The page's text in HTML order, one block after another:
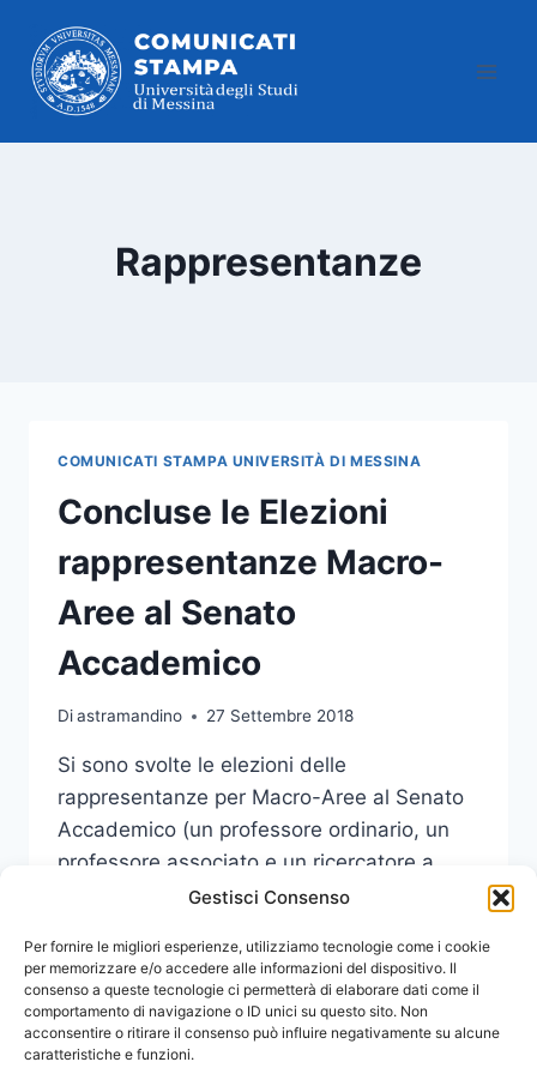
Gestisci Consenso
Per fornire le migliori esperienze, utilizziamo tecnologie come i cookie
per memorizzare e/o accedere alle informazioni del dispositivo. Il
consenso a queste tecnologie ci permetterà di elaborare dati come il
comportamento di navigazione o ID unici su questo sito. Non
acconsentire o ritirare il consenso può influire negativamente su alcune
caratteristiche e funzioni.
contenuto
Rappresentanze
COMUNICATI STAMPA UNIVERSITÀ DI MESSINA
Concluse le Elezioni
rappresentanze Macro-
Aree al Senato
Accademico
Diastramandino 27 Settembre 2018
Si sono svolte le elezioni delle
rappresentanze per Macro-Aree al Senato
Accademico (un professore ordinario, un
professore associato e un ricercatore a
tempo indeterminato per ogni Macro-Area).
LEGGI DI PIÙCONCLUSE
LE
ELEZIONI
RAPPRESENTANZE
MACRO-